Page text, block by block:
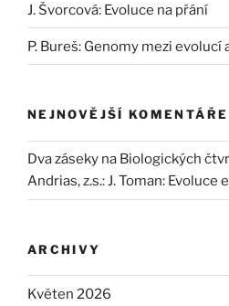
J. Švorcová: Evoluce na přání
P. Bureš: Genomy mezi evolucí
NEJNOVĚJŠÍ KOMENTÁŘE
Dva záseky na Biologických
Andrias, z.s.:J. Toman: Evoluce
ARCHIVY
Květen 2026